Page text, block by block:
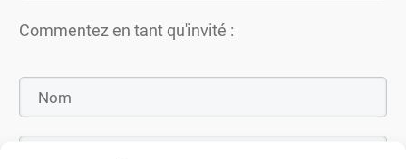
Commentez en tant qu'invité :